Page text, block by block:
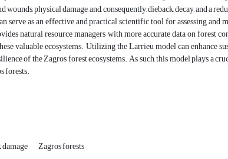
physical damage, and, consequently, dieback, decay, and a
serve as an effective and practical scientific tool for assessing and
natural resource managers with more accurate data on forest
valuable ecosystems. Utilizing the Larrieu model can enhance
of the Zagros forest ecosystems. As such, this model plays a
forests.
Zagros forests